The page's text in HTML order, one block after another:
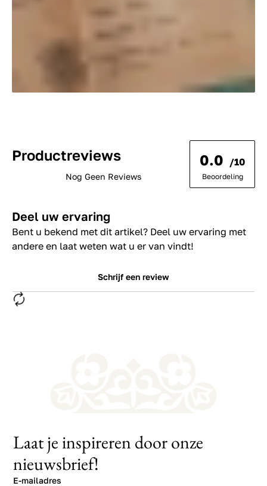
Productreviews
Nog Geen Reviews
0.0 /10
Beoordeling
Deel uw ervaring
Bent u bekend met dit artikel? Deel uw ervaring met
andere en laat weten wat u er van vindt!
Schrijf een review
Laat je inspireren door onze
nieuwsbrief!
E-mailadres